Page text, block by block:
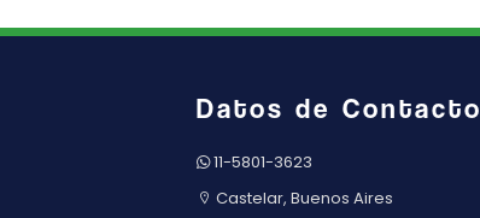
Datos de Contacto
11-5801-3623
Castelar, Buenos Aires